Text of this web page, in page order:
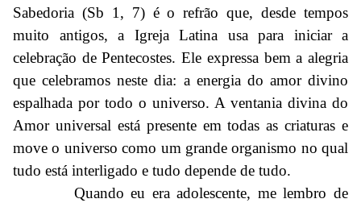
Sabedoria (Sb 1, 7) é o refrão que, desde tempos
muito antigos, a Igreja Latina usa para iniciar a
celebração de Pentecostes. Ele expressa bem a alegria
que celebramos neste dia: a energia do amor divino
espalhada por todo o universo. A ventania divina do
Amor universal está presente em todas as criaturas e
move o universo como um grande organismo no qual
tudo está interligado e tudo depende de tudo.
Quando eu era adolescente, me lembro de